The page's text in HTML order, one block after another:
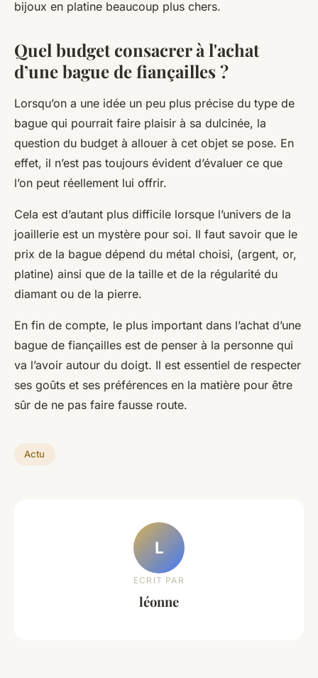
bijoux en platine beaucoup plus chers.
Quel budget consacrer à l'achat
d’une bague de fiançailles ?
Lorsqu’on a une idée un peu plus précise du type de
bague qui pourrait faire plaisir à sa dulcinée, la
question du budget à allouer à cet objet se pose. En
effet, il n’est pas toujours évident d’évaluer ce que
l’on peut réellement lui offrir.
Cela est d’autant plus difficile lorsque l’univers de la
joaillerie est un mystère pour soi. Il faut savoir que le
prix de la bague dépend du métal choisi, (argent, or,
platine) ainsi que de la taille et de la régularité du
diamant ou de la pierre.
En fin de compte, le plus important dans l’achat d’une
bague de fiançailles est de penser à la personne qui
va l’avoir autour du doigt. Il est essentiel de respecter
ses goûts et ses préférences en la matière pour être
sûr de ne pas faire fausse route.
Actu
L
ECRIT PAR
léonne